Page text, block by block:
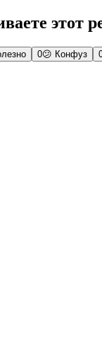
этот
0😕 Конфуз